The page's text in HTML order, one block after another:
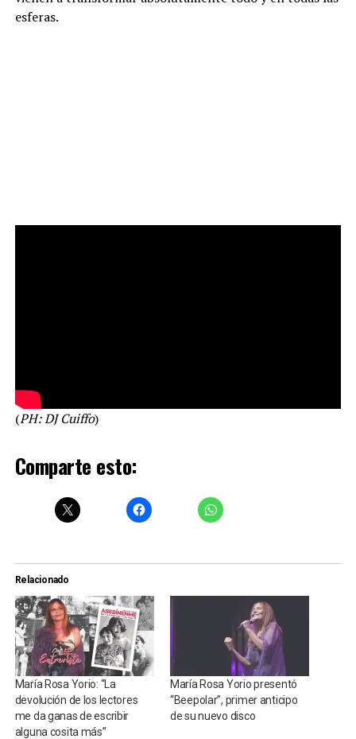
esferas.
(PH: DJ Cuiffo)
Comparte esto:
Relacionado
María Rosa Yorio: “La
devolución de los lectores
me da ganas de escribir
alguna cosita más”
María Rosa Yorio presentó
“Beepolar”, primer anticipo
de su nuevo disco